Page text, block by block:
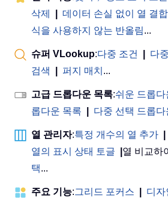
삭제
데이터 손실 없이 열 결
식을 사용하지 않는 반올림...
슈퍼 VLookup:다중 조건 다
검색
퍼지 매치 ...
고급 드롭다운 목록:쉬운 드롭다
롭다운 목록
다중 선택 드롭다
열 관리자:특정 개수의 열 추가
열의 표시 상태 토글
열 비교하
택...
주요 기능:그리드 포커스 디자